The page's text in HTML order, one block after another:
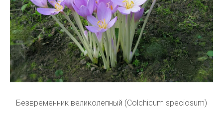
Безвременник великолепный (Colchicum speciosum)